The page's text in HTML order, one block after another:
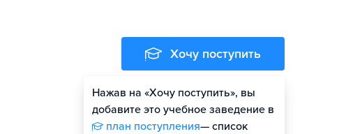
Хочу поступить
Нажав на «Хочу поступить», вы
добавите это учебное заведение в
план поступления— список